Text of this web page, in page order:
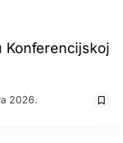
Konferencijskoj
2026.